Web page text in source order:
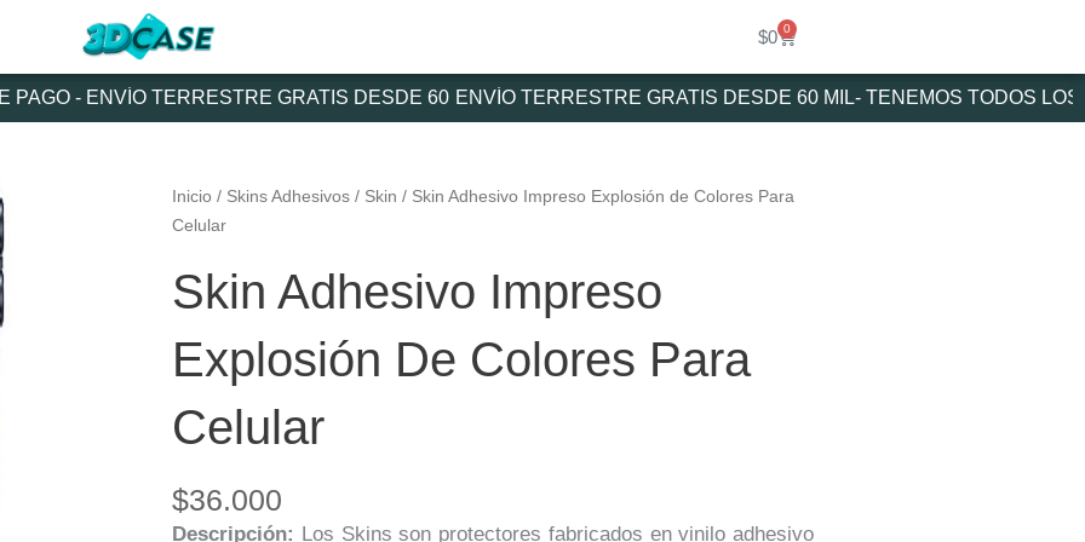
$0 0
Cart
- ENVÍO TERRESTRE GRATIS DESDE 60 ENVÍO TERRESTRE GRATIS DESDE 60 MIL- TENEMOS TODOS LOS
Inicio / Skins Adhesivos / Skin / Skin Adhesivo Impreso Explosión de Colores Para
Celular
Skin Adhesivo Impreso
Explosión De Colores Para
Celular
$36.000
Descripción: Los Skins son protectores fabricados en vinilo adhesivo